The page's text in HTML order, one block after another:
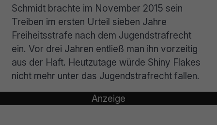
Schmidt brachte im November 2015 sein
Treiben im ersten Urteil sieben Jahre
Freiheitsstrafe nach dem Jugendstrafrecht
ein. Vor drei Jahren entließ man ihn vorzeitig
aus der Haft. Heutzutage würde Shiny Flakes
nicht mehr unter das Jugendstrafrecht fallen.